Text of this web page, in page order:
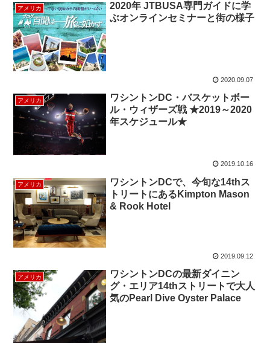
アメリカ
2020年 JTBUSA専門ガイドに学
ぶオンラインセミナーと街の様子
2020.09.07
アメリカ
ワシントンDC・バスケットボー
ル・ウィザーズ戦 ★2019～2020
年スケジュール★
2019.10.16
アメリカ
ワシントンDCで、今旬な14thス
トリートにあるKimpton Mason
& Rook Hotel
2019.09.12
アメリカ
ワシントンDCの最新ダイニン
グ・エリア14thストリートで大人
気のPearl Dive Oyster Palace